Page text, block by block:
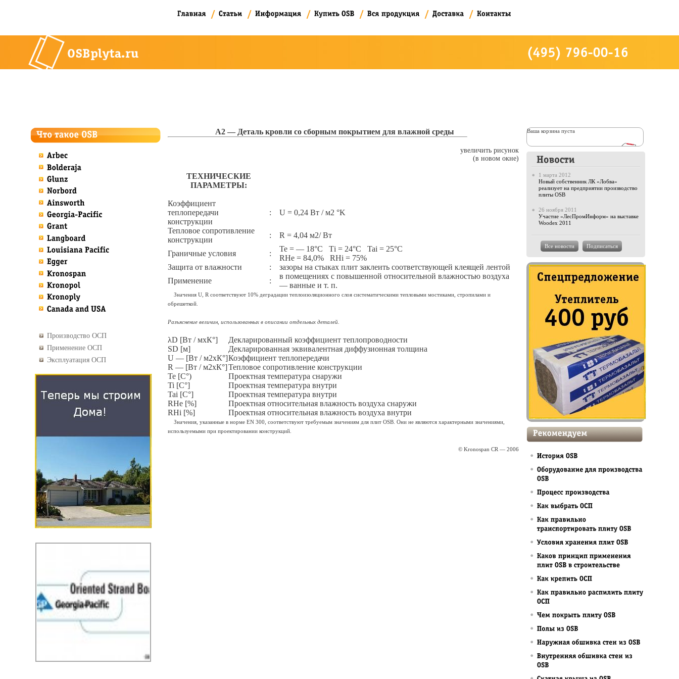
A2 — Деталь кровли со сборным покрытием для влажной среды
увеличить рисунок
(в новом окне)
ТЕХНИЧЕСКИЕ
ПАРАМЕТРЫ:
Коэффициент
теплопередачи
конструкции
: U = 0,24 Вт / м2 °K
Тепловое сопротивление
конструкции
: R = 4,04 м2/ Вт
Граничные условия :
Те = — 18°С Тi = 24°С Tai = 25°С
RHe = 84,0% RHi = 75%
Защита от влажности
:
зазоры на стыках плит заклеить соответствующей клеящей лентой
Применение
:
в помещениях с повышенной относительной влажностью воздуха
— ванные и т. п.
Значения U, R соответствуют 10% деградации теплоизоляционного слоя систематическими тепловыми мостиками, стропилами и
обрешеткой.
Разъяснение величин, использованных в описании отдельных деталей.
λD [Вт / мxК°]
Декларированный коэффициент теплопроводности
SD [м]
Декларированная эквивалентная диффузионная толщина
U — [Вт / м2xК°]Коэффициент теплопередачи
R — [Вт / м2xК°]Тепловое сопротивление конструкции
Te [C°)
Проектная температура снаружи
Ti [C°]
Проектная температура внутри
Tai [C°]
Проектная температура внутри
RHe [%]
Проектная относительная влажность воздуха снаружи
RHi [%]
Проектная относительная влажность воздуха внутри
Значения, указанные в норме EN 300, соответствуют требуемым значениям для плит OSB. Они не являются характерными значениями,
используемыми при проектировании конструкций.
© Kronospan CR — 2006
Производство ОСП
Применение ОСП
Эксплуатация ОСП
Ваша корзина пуста
1 марта 2012
Новый собственник ЛК «Лобва»
реализует на предприятии производство
плиты OSB
26 ноября 2011
Участие «ЛесПромИнформ» на выставке
Woodex 2011
Все новости Подписаться